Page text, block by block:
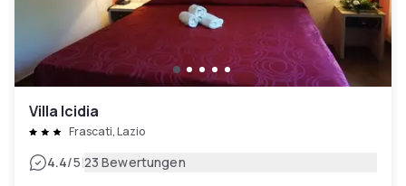
Villa Icidia
Frascati, Lazio
4.4/5|23 Bewertungen